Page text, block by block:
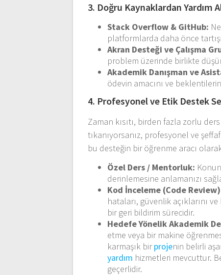
3. Doğru Kaynaklardan Yardım
Stack Overflow & GitHub:
platformlarda daha önce
Akran Desteği ve Çalışma
problem üzerinde birlikte
Akademik Danışman ve
ödevin amacını ve
4. Profesyonel ve Etik Destek
Zaman kısıtı, birden fazla zorlu
tıkanıyorsanız, profesyonel ve
bu desteğin bir öğrenme aracı
Özel Ders / Mentorluk:
derinlemesine anlamanızı
Kod İnceleme (Code
hataları, güvenlik açıklarını
bir geri bildirim sürecidir.
Hedefe Yönelik Akademik
etme veya bir makine
karmaşık birprojenin belirli
yardım hizmetleri mevcuttur.
geçerlidir.